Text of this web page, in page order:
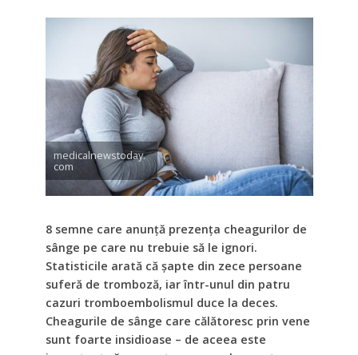
medicalnewstoday.
com
8 semne care anunță prezența cheagurilor de
sânge pe care nu trebuie să le ignori.
Statisticile arată că șapte din zece persoane
suferă de tromboză, iar într-unul din patru
cazuri tromboembolismul duce la deces.
Cheagurile de sânge care călătoresc prin vene
sunt foarte insidioase – de aceea este